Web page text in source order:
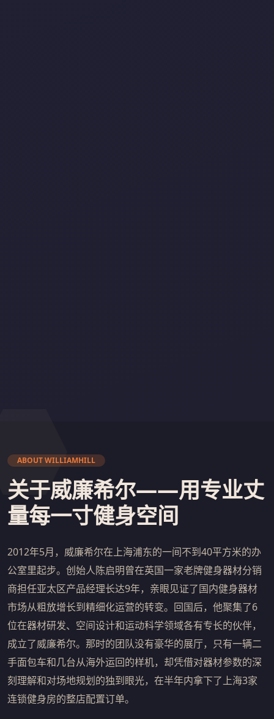
ABOUT WILLIAMHILL
关于威廉希尔——用专业丈
量每一寸健身空间
2012年5月，威廉希尔在上海浦东的一间不到40平方米的办
公室里起步。创始人陈启明曾在英国一家老牌健身器材分销
商担任亚太区产品经理长达9年，亲眼见证了国内健身器材
市场从粗放增长到精细化运营的转变。回国后，他聚集了6
位在器材研发、空间设计和运动科学领域各有专长的伙伴，
成立了威廉希尔。那时的团队没有豪华的展厅，只有一辆二
手面包车和几台从海外运回的样机，却凭借对器材参数的深
刻理解和对场地规划的独到眼光，在半年内拿下了上海3家
连锁健身房的整店配置订单。